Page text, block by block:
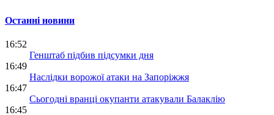
Останні новини
16:52
Генштаб підбив підсумки дня
16:49
Наслідки ворожої атаки на Запоріжжя
16:47
Сьогодні вранці окупанти атакували Балаклію
16:45